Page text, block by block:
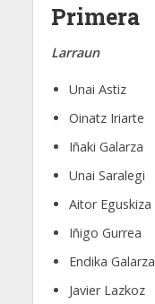
Primera
Larraun
Unai Astiz
Oinatz Iriarte
Iñaki Galarza
Unai Saralegi
Aitor Eguskiza
Iñigo Gurrea
Endika Galarza
Javier Lazkoz